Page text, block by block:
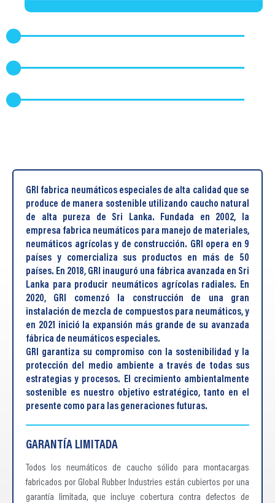
GRI fabrica neumáticos especiales de alta calidad que se
produce de manera sostenible utilizando caucho natural
de alta pureza de Sri Lanka. Fundada en 2002, la
empresa fabrica neumáticos para manejo de materiales,
neumáticos agrícolas y de construcción. GRI opera en 9
países y comercializa sus productos en más de 50
países. En 2018, GRI inauguró una fábrica avanzada en Sri
Lanka para producir neumáticos agrícolas radiales. En
2020, GRI comenzó la construcción de una gran
instalación de mezcla de compuestos para neumáticos, y
en 2021 inició la expansión más grande de su avanzada
fábrica de neumáticos especiales.
GRI garantiza su compromiso con la sostenibilidad y la
protección del medio ambiente a través de todas sus
estrategias y procesos. El crecimiento ambientalmente
sostenible es nuestro objetivo estratégico, tanto en el
presente como para las generaciones futuras.
GARANTÍA LIMITADA
Todos los neumáticos de caucho sólido para montacargas
fabricados por Global Rubber Industries están cubiertos por una
garantía limitada, que incluye cobertura contra defectos de